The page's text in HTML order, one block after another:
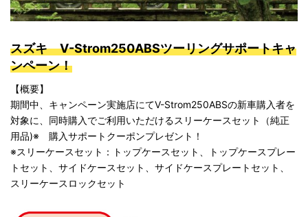
スズキ V-Strom250ABSツーリングサポートキャ
ンペーン！
【概要】
期間中、キャンペーン実施店にてV-Strom250ABSの新車購入者を
対象に、同時購入でご利用いただけるスリーケースセット（純正
用品)※ 購入サポートクーポンプレゼント！
※スリーケースセット：トップケースセット、トップケースプレー
トセット、サイドケースセット、サイドケースプレートセット、
スリーケースロックセット